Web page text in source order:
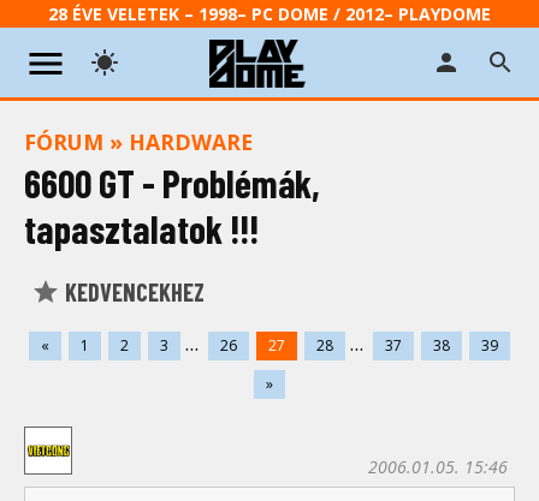
28 ÉVE VELETEK – 1998– PC DOME / 2012– PLAYDOME
FÓRUM » HARDWARE
6600 GT - Problémák,
tapasztalatok !!!
KEDVENCEKHEZ
« 1 2 3 ... 26 27 28 ... 37 38
39
»
2006.01.05. 15:46